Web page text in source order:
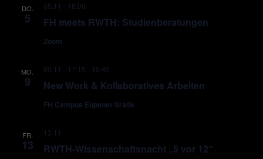
DO.
5 FH meets RWTH: Studienberatungen
05.11 - 18:00
Zoom
MO.
9 New Work & Kollaboratives Arbeiten
09.11 - 17:15 - 19:45
FH Campus Eupener Sraße
FR.
13 RWTH-Wissenschaftsnacht „5 vor 12“
13.11